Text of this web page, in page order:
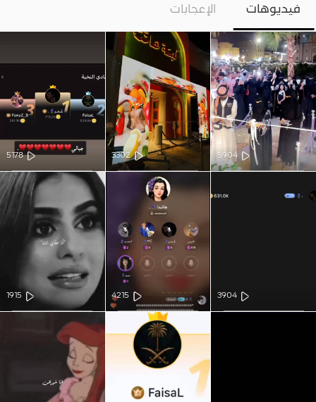
فيديوهات الإعجابات
5904
3302
5178
3904
4215
1915